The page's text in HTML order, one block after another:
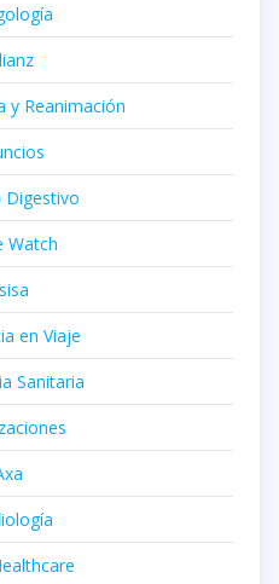
y Reanimación
Digestivo
Watch
en Viaje
Sanitaria